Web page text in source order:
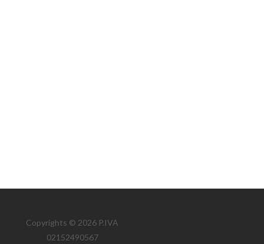
Copyrights © 2026 P.IVA
02152490567